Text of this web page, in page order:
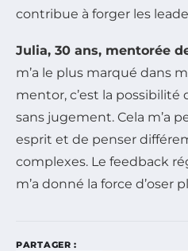
contribue à forger les
Julia, 30 ans, mentorée
m’a le plus marqué dans
mentor, c’est la possibilité
sans jugement. Cela m’a
esprit et de penser
complexes. Le feedback
m’a donné la force d’oser
PARTAGER :